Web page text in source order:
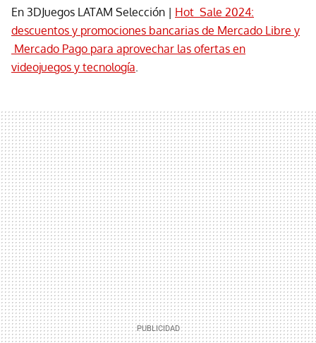
En 3DJuegos LATAM Selección | Hot Sale 2024:
descuentos y promociones bancarias de Mercado Libre y
Mercado Pago para aprovechar las ofertas en
videojuegos y tecnología.